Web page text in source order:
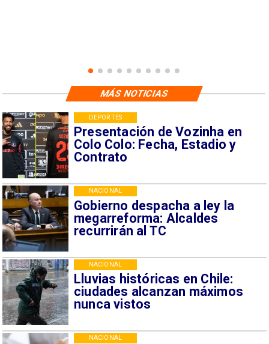
Presentación de Vozinha en
Colo Colo: Fecha, Estadio y
Contrato
DEPORTES
Gobierno despacha a ley la
megarreforma: Alcaldes
recurrirán al TC
NACIONAL
Lluvias históricas en Chile:
ciudades alcanzan máximos
nunca vistos
NACIONAL
NACIONAL
MÁS NOTICIAS